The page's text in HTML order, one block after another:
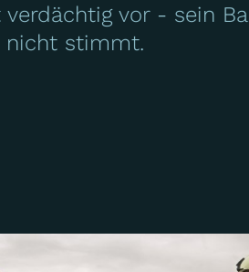
verdächtig vor - sein
nicht stimmt.